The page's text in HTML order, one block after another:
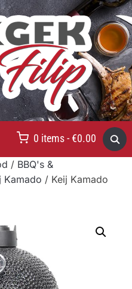
0 items - €0.00
/ BBQ's &
Kamado / Keij Kamado